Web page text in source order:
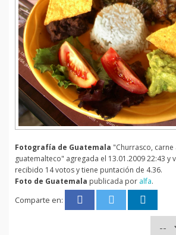
Fotografía de Guatemala "Churrasco,
guatemalteco" agregada el 13.01.2009 22:43 y
recibido 14 votos y tiene puntación de 4.36.
Foto de Guatemala publicada por alfa.
Comparte en: